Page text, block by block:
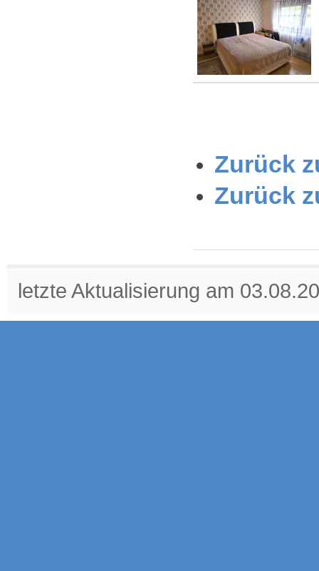
Zurück
Zurück
letzte Aktualisierung am